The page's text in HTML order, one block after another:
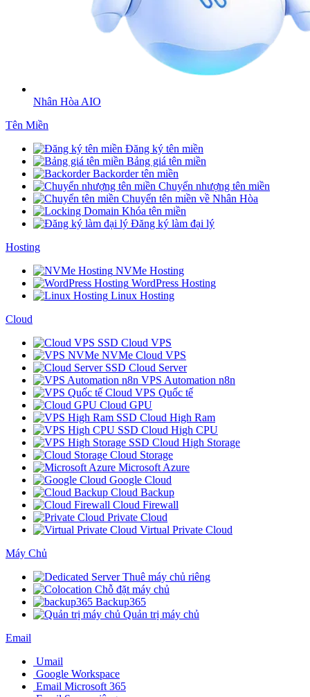
Nhân Hòa AIO
Tên Miền
Đăng ký tên miền
Bảng giá tên miền
Backorder tên miền
Chuyển nhượng tên miền
Chuyển tên miền về Nhân Hòa
Khóa tên miền
Đăng ký làm đại lý
Hosting
NVMe Hosting
WordPress Hosting
Linux Hosting
Cloud
SSD Cloud VPS
NVMe Cloud VPS
SSD Cloud Server
VPS Automation n8n
Cloud VPS Quốc tế
Cloud GPU
SSD Cloud High Ram
SSD Cloud High CPU
SSD Cloud High Storage
Cloud Storage
Microsoft Azure
Google Cloud
Cloud Backup
Cloud Firewall
Private Cloud
Virtual Private Cloud
Máy Chủ
Thuê máy chủ riêng
Chỗ đặt máy chủ
Backup365
Quản trị máy chủ
Email
Umail
Google Workspace
Email Microsoft 365